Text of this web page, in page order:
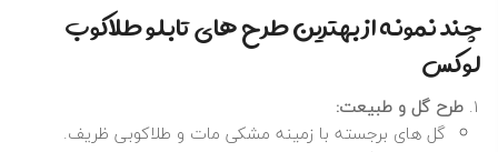
چند نمونه از بهترین طرح‌ های تابلو طلاکوب
لوکس
طرح گل و طبیعت:
گل‌ های برجسته با زمینه مشکی مات و طلاکوبی ظریف.